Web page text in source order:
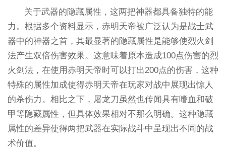
关于武器的隐藏属性，这两把神器都具备独特的能
力。根据多个资料显示，赤明天帝被广泛认为是战士武
器中的神器之首，其最显著的隐藏属性是能够使烈火剑
法产生双倍伤害效果。这意味着原本造成100点伤害的烈
火剑法，在使用赤明天帝时可以打出200点的伤害，这种
特殊的属性加成使得赤明天帝在玩家对战中展现出惊人
的杀伤力。相比之下，屠龙刀虽然也传闻具有嗜血和破
甲等隐藏属性，但具体效果相对不那么明确。这种隐藏
属性的差异使得两把武器在实际战斗中呈现出不同的战
术价值。